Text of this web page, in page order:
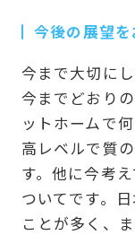
今後の展望を
今まで大切に
今までどおり
ットホームで
高レベルで質
す。他に今考
ついてです。
ことが多く、